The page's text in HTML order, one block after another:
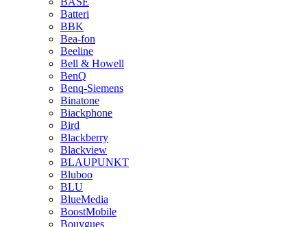
Batteri
BBK
Bea-fon
Beeline
Bell & Howell
BenQ
Benq-Siemens
Binatone
Biackphone
Bird
Blackberry
Blackview
BLAUPUNKT
Bluboo
BLU
BlueMedia
BoostMobile
Bouygues